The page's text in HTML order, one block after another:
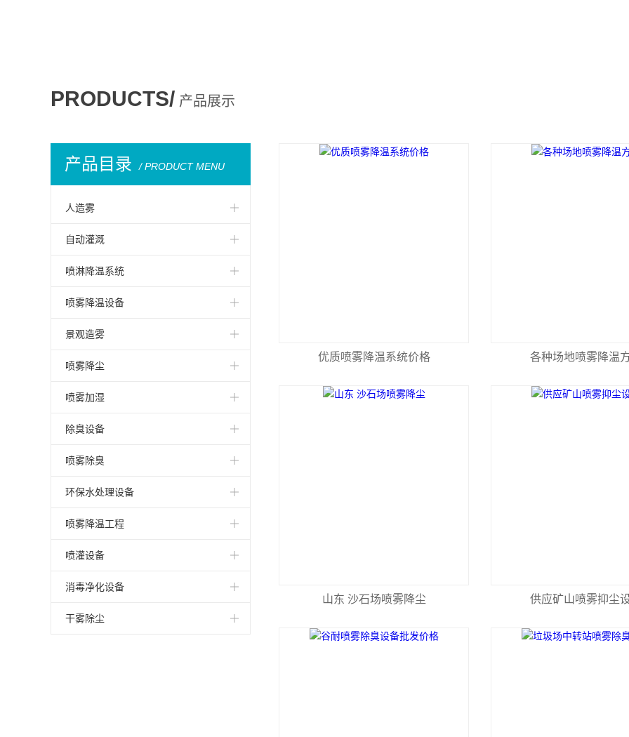
PRODUCTS/ 产品展示
产品目录 / PRODUCT MENU
人造雾
雾化喷嘴
干雾抑尘系统
干雾抑尘
干雾系统
人造雾系统
人造雾工程
人造雾设备
人造雾效
人工造雾设备
人工造雾系统
自动灌溉
自动喷淋喷灌工程
喷淋降温系统
驾校雨雾
喷淋设备
新型喷淋降温设备
铁皮厂房喷淋降温
屋顶喷淋降温工程
空调室外机喷淋降温
喷雾降温设备
防爆喷雾设备
冷雾系统
雾森系统
雨鸟喷头
自动喷雾降温
喷雾风扇
喷雾降温系统
高压喷雾降温系统
户外喷雾降温
人造雾喷雾降温设备
景观造雾
雾森人造雾系统
假山造雾
公园造雾
园林造雾
湖泊造雾
景区雾效
景观造雾机
景观造雾设备
园林景观造雾系统
喷雾降尘
雾炮
雾桩
喷雾降尘系统
喷雾降尘设备
喷雾降尘装置
喷雾降尘车
喷雾加湿
煤矿除尘
工地除尘
厂房加湿
工业加湿
喷雾加湿工程
家具厂喷雾加湿
纺织厂加湿
除臭设备
生物滤池除臭
燃烧除臭
等离子除臭装置
化学洗涤除臭
光催化除臭设备
喷雾除臭
异味处理
滤池除臭
养殖场除臭
植物液除臭
化工厂除臭
环保水处理设备
鱼池水处理
中水回用设备
游泳池水质处理
工业水处理设备
喷雾降温工程
厂房喷雾降温
公路喷雾除尘
水雾降温
喷灌设备
园林喷淋
喷灌喷淋
消毒净化设备
养殖场消毒设备
干雾除尘
优质喷雾降温系统价格 各种场地喷雾降温
山东 沙石场喷雾降尘 供应矿山喷雾抑尘